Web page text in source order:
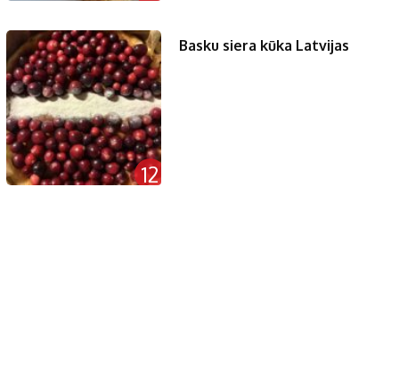
12
Basku siera kūka Latvijas